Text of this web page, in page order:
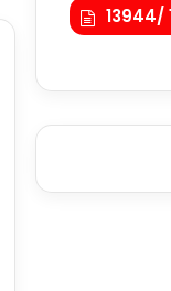
13944/